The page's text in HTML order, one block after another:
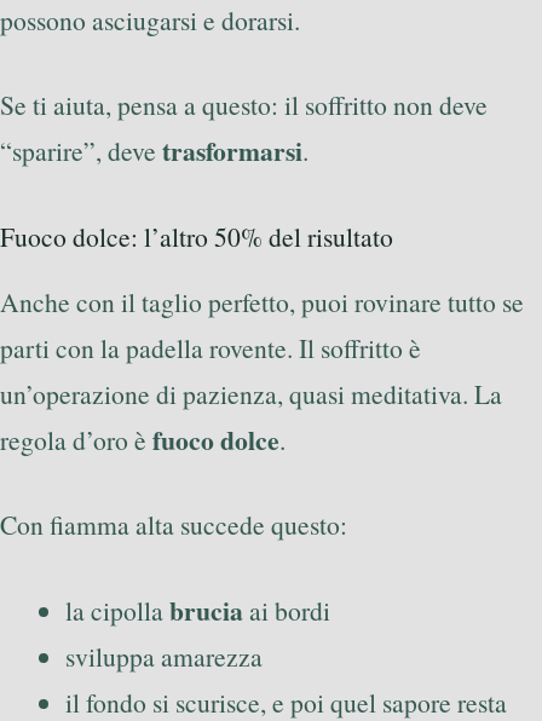
possono asciugarsi e dorarsi.
Se ti aiuta, pensa a questo: il soffritto non deve
“sparire”, deve trasformarsi.
Fuoco dolce: l’altro 50% del risultato
Anche con il taglio perfetto, puoi rovinare tutto se
parti con la padella rovente. Il soffritto è
un’operazione di pazienza, quasi meditativa. La
regola d’oro è fuoco dolce.
Con fiamma alta succede questo:
la cipollabruciaai bordi
sviluppa amarezza
il fondo si scurisce, e poi quel sapore resta